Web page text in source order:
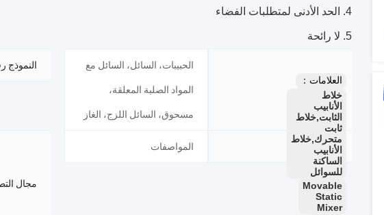
الحد الأدنى لمتطلبات الفضاء
لا رائحة
النموذج
التطبيق
الحبيبات، السائل، السائل مع
المواد الصلبة المعلقة،
مسحوق، السائل اللزج، الغاز
مجال
الشهادة المواصفات
العلامات：
خلاط
الأنابيب
الثابت,خلاط
ثابت
متحرك,خلاط
الأنابيب
الساكنة
للسوائل
Movable
Static
Mixer